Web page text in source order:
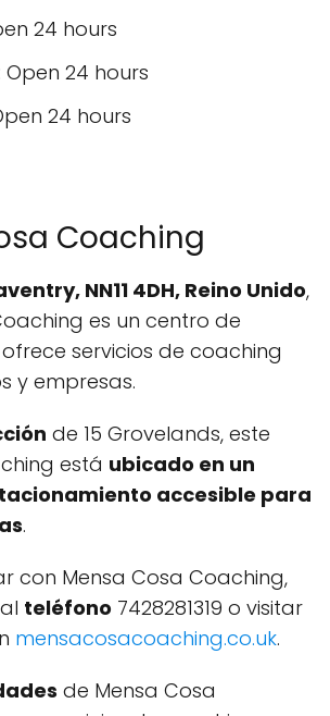
24 hours
24 hours
24 hours
Coaching
NN11 4DH, Reino Unido,
es un centro de
servicios de coaching
y empresas.
de 15 Grovelands, este
está ubicado en un
accesible para
.
con Mensa Cosa Coaching,
teléfono 7428281319 o visitar
mensacosacoaching.co.uk.
de Mensa Cosa